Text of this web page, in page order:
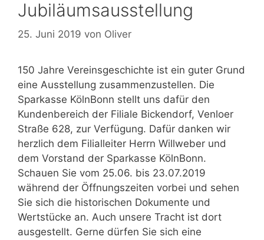
Jubiläumsausstellung
25. Juni 2019 von Oliver
150 Jahre Vereinsgeschichte ist ein guter Grund
eine Ausstellung zusammenzustellen. Die
Sparkasse KölnBonn stellt uns dafür den
Kundenbereich der Filiale Bickendorf, Venloer
Straße 628, zur Verfügung. Dafür danken wir
herzlich dem Filialleiter Herrn Willweber und
dem Vorstand der Sparkasse KölnBonn.
Schauen Sie vom 25.06. bis 23.07.2019
während der Öffnungszeiten vorbei und sehen
Sie sich die historischen Dokumente und
Wertstücke an. Auch unsere Tracht ist dort
ausgestellt. Gerne dürfen Sie sich eine